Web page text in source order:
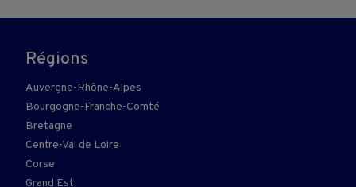
Régions
Auvergne-Rhône-Alpes
Bourgogne-Franche-Comté
Bretagne
Centre-Val de Loire
Corse
Grand Est